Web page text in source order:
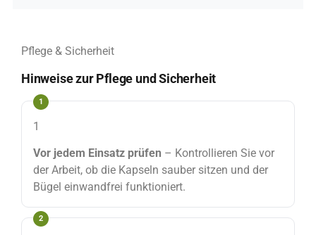
Pflege & Sicherheit
Hinweise zur Pflege und Sicherheit
1
Vor jedem Einsatz prüfen – Kontrollieren Sie vor
der Arbeit, ob die Kapseln sauber sitzen und der
Bügel einwandfrei funktioniert.